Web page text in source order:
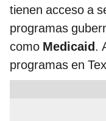
tienen acceso a
programas
como Medicaid.
programas en